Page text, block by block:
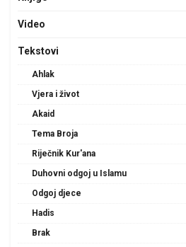
Video
Tekstovi
Ahlak
Vjera i život
Akaid
Tema Broja
Riječnik Kur'ana
Duhovni odgoj u Islamu
Odgoj djece
Hadis
Brak